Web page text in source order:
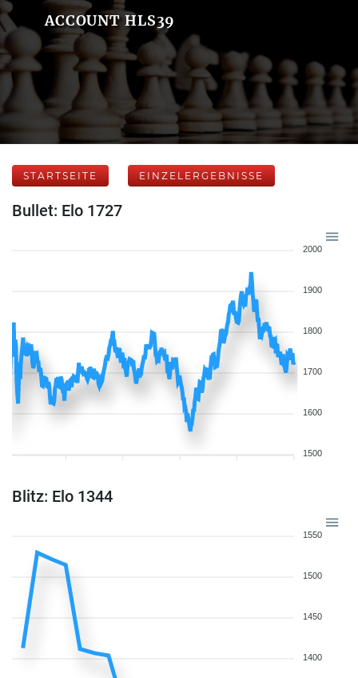
ACCOUNT HLS39
STARTSEITE EINZELERGEBNISSE
Bullet: Elo 1727
2000
1900
1800
1700
1600
1500
Blitz: Elo 1344
1550
1500
1450
1400